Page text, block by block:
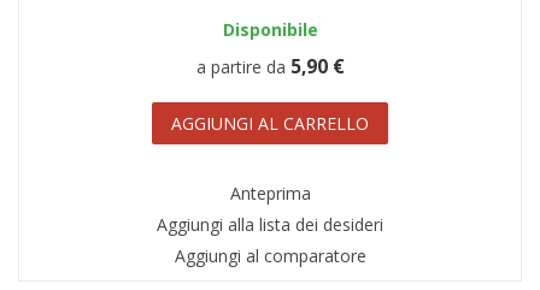
Disponibile
a partire da 5,90 €
AGGIUNGI AL CARRELLO
Anteprima
Aggiungi alla lista dei desideri
Aggiungi al comparatore